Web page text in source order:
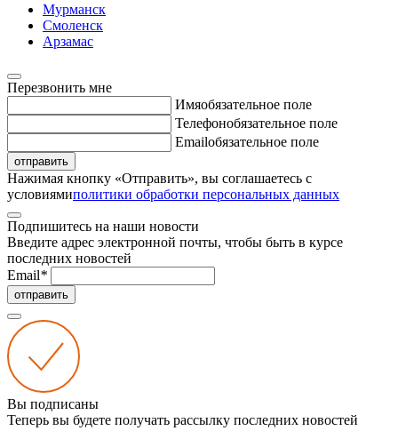
Мурманск
Смоленск
Арзамас
Перезвонить мне
Имяобязательное поле
Телефонобязательное поле
Emailобязательное поле
отправить
Нажимая кнопку «Отправить», вы соглашаетесь с
условиямиполитики обработки персональных данных
Подпишитесь на наши новости
Введите адрес электронной почты, чтобы быть в курсе
последних новостей
Email*
отправить
Вы подписаны
Теперь вы будете получать рассылку последних новостей